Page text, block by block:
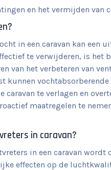
en het vermijden van
in een caravan kan
te verwijderen, is het
van het verbeteren van
kunnen
caravan te verlagen en
maatregelen te
in caravan?
in een caravan
effecten op de